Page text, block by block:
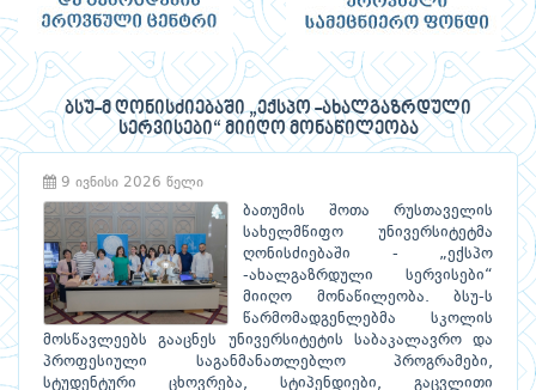
ბსუ-მ ღონისძიებაში „ექსპო -ახალგაზრდული
სერვისები“ მიიღო მონაწილეობა
9 ივნისი 2026 წელი
ბათუმის შოთა რუსთაველის
სახელმწიფო უნივერსიტეტმა
ღონისძიებაში - „ექსპო
-ახალგაზრდული სერვისები“
მიიღო მონაწილეობა. ბსუ-ს
წარმომადგენლებმა სკოლის
მოსწავლეებს გააცნეს უნივერსიტეტის საბაკალავრო და
პროფესიული საგანმანათლებლო პროგრამები,
სტუდენტური ცხოვრება, სტიპენდიები, გაცვლითი